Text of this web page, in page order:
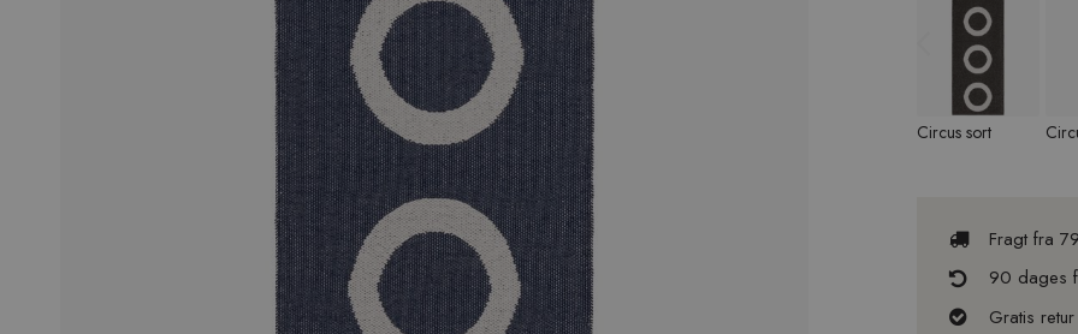
Previous
Circus sort
Fragt fra
90 dages
Gratis retur